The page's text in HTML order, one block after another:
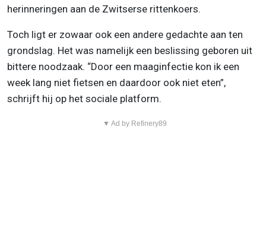
herinneringen aan de Zwitserse rittenkoers.
Toch ligt er zowaar ook een andere gedachte aan ten
grondslag. Het was namelijk een beslissing geboren uit
bittere noodzaak. “Door een maaginfectie kon ik een
week lang niet fietsen en daardoor ook niet eten”,
schrijft hij op het sociale platform.
▼ Ad by Refinery89